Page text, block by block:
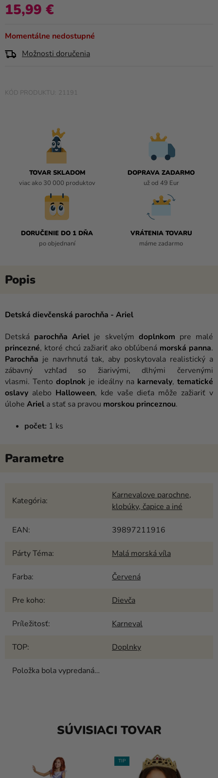
a merch
Kreatívne
potreby
Párty
Blog
je
0,0
5
hviezdičiek.
Momentálne nedostupné
Možnosti doručenia
15,99 €
21191
TOVAR SKLADOM
viac ako 30 000 produktov
DOPRAVA ZADARMO
už od 49 Eur
DORUČENIE DO 1 DŇA
po objednaní
VRÁTENIA TOVARU
máme zadarmo
Detská dievčenská parochňa - Ariel
Detská parochňa Ariel je skvelým doplnkom pre malé
princezné, ktoré chcú zažiariť ako obľúbená morská panna.
Parochňa je navrhnutá tak, aby poskytovala realistický a
zábavný vzhľad so žiarivými, dlhými červenými
vlasmi. Tento doplnok je ideálny na karnevaly, tematické
oslavy alebo Halloween, kde vaše dieťa môže zažiariť v
úlohe Ariel a stať sa pravou morskou princeznou.
počet: 1 ks
Kategória:
Karnevalove parochne,
klobúky, čapice a iné
EAN: 39897211916
Párty Téma: Malá morská víla
Farba: Červená
Pre koho: Dievča
Príležitosť: Karneval
TOP: Doplnky
Položka bola vypredaná…
SÚVISIACI TOVAR
TIP